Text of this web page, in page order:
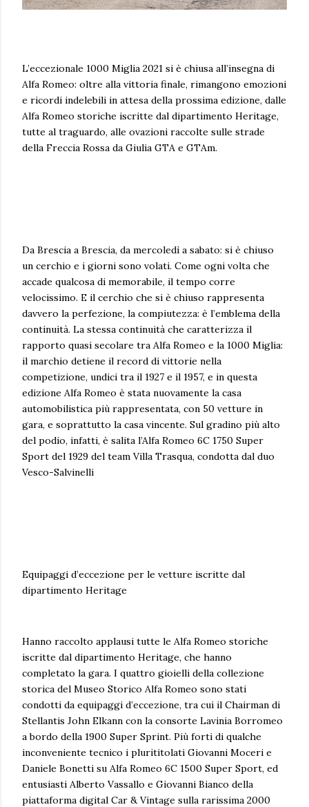
L’eccezionale 1000 Miglia 2021 si è chiusa all’insegna di
Alfa Romeo: oltre alla vittoria finale, rimangono emozioni
e ricordi indelebili in attesa della prossima edizione, dalle
Alfa Romeo storiche iscritte dal dipartimento Heritage,
tutte al traguardo, alle ovazioni raccolte sulle strade
della Freccia Rossa da Giulia GTA e GTAm.
Da Brescia a Brescia, da mercoledì a sabato: si è chiuso
un cerchio e i giorni sono volati. Come ogni volta che
accade qualcosa di memorabile, il tempo corre
velocissimo. E il cerchio che si è chiuso rappresenta
davvero la perfezione, la compiutezza: è l’emblema della
continuità. La stessa continuità che caratterizza il
rapporto quasi secolare tra Alfa Romeo e la 1000 Miglia:
il marchio detiene il record di vittorie nella
competizione, undici tra il 1927 e il 1957, e in questa
edizione Alfa Romeo è stata nuovamente la casa
automobilistica più rappresentata, con 50 vetture in
gara, e soprattutto la casa vincente. Sul gradino più alto
del podio, infatti, è salita l’Alfa Romeo 6C 1750 Super
Sport del 1929 del team Villa Trasqua, condotta dal duo
Vesco-Salvinelli
Equipaggi d’eccezione per le vetture iscritte dal
dipartimento Heritage
Hanno raccolto applausi tutte le Alfa Romeo storiche
iscritte dal dipartimento Heritage, che hanno
completato la gara. I quattro gioielli della collezione
storica del Museo Storico Alfa Romeo sono stati
condotti da equipaggi d’eccezione, tra cui il Chairman di
Stellantis John Elkann con la consorte Lavinia Borromeo
a bordo della 1900 Super Sprint. Più forti di qualche
inconveniente tecnico i plurititolati Giovanni Moceri e
Daniele Bonetti su Alfa Romeo 6C 1500 Super Sport, ed
entusiasti Alberto Vassallo e Giovanni Bianco della
piattaforma digital Car & Vintage sulla rarissima 2000